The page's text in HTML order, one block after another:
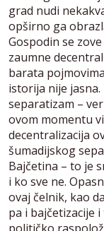
grad nudi
opširno ga
Gospodin se
zaumne
barata
istorija nije
separatizam –
ovom momentu
decentralizacija
šumadijskog
Bajčetina – to je
i ko sve ne.
ovaj čelnik, kao
pa i bajčetizacije